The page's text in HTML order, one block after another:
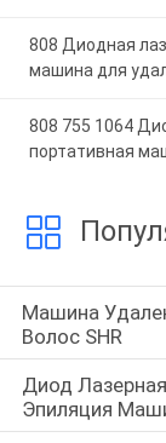
808 Диодная
машина для
808 755 1064
портативная
Машина
Волос SHR
Диод Лазерная
Эпиляция